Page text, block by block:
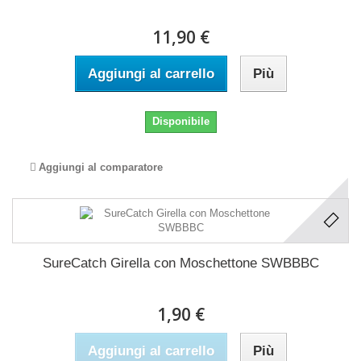
11,90 €
Aggiungi al carrello Più
Disponibile
Aggiungi al comparatore
SureCatch Girella con Moschettone SWBBBC
1,90 €
Aggiungi al carrello Più